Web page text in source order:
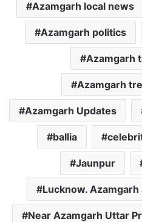
Azamgarh local news
Azamgarh politics
Azamgarh
Azamgarh
Azamgarh Updates
ballia
Jaunpur
Lucknow. Azamgarh
Near Azamgarh Uttar